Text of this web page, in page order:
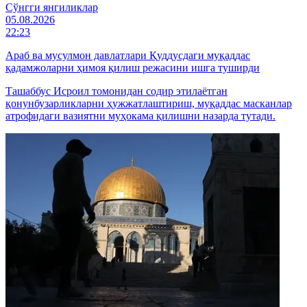
Cўнгги янгиликлар
05.08.2026
22:23
Араб ва мусулмон давлатлари Қуддусдаги муқаддас
қадамжоларни ҳимоя қилиш режасини ишга туширди
Ташаббус Исроил томонидан содир этилаётган
қонунбузарликларни ҳужжатлаштириш, муқаддас масканлар
атрофидаги вазиятни муҳокама қилишни назарда тутади.